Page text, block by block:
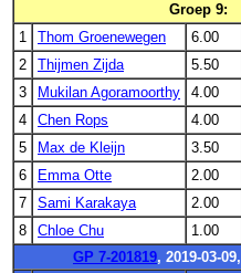
Groep 9:
1
Thom Groenewegen 6.00
2
Thijmen Zijda 5.50
3
Mukilan Agoramoorthy 4.00
4
Chen Rops 4.00
5
Max de Kleijn 3.50
6
Emma Otte 2.00
7
Sami Karakaya 2.00
8
Chloe Chu 1.00
GP 7-201819, 2019-03-